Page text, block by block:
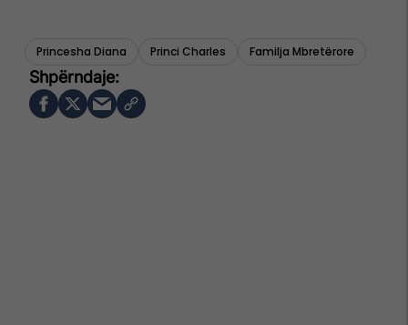
Princesha Diana Princi Charles Familja Mbretërore